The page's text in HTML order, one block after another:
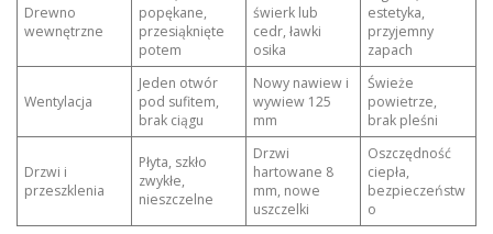
Drewno
wewnętrzne
popękane,
przesiąknięte
potem
świerk lub
cedr, ławki
osika
estetyka,
przyjemny
zapach
Wentylacja
Jeden otwór
pod sufitem,
brak ciągu
Nowy nawiew i
wywiew 125
mm
Świeże
powietrze,
brak pleśni
Drzwi i
przeszklenia
Płyta, szkło
zwykłe,
nieszczelne
Drzwi
hartowane 8
mm, nowe
uszczelki
Oszczędność
ciepła,
bezpieczeństw
o